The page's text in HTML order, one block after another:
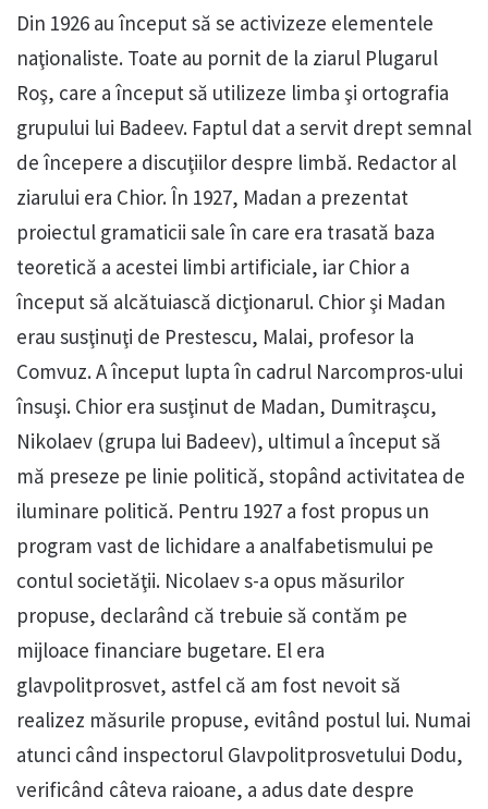
Din 1926 au început să se activizeze elementele
naţionaliste. Toate au pornit de la ziarul Plugarul
Roş, care a început să utilizeze limba şi ortografia
grupului lui Badeev. Faptul dat a servit drept semnal
de începere a discuţiilor despre limbă. Redactor al
ziarului era Chior. În 1927, Madan a prezentat
proiectul gramaticii sale în care era trasată baza
teoretică a acestei limbi artificiale, iar Chior a
început să alcătuiască dicţionarul. Chior şi Madan
erau susţinuţi de Prestescu, Malai, profesor la
Comvuz. A început lupta în cadrul Narcompros-ului
însuşi. Chior era susţinut de Madan, Dumitraşcu,
Nikolaev (grupa lui Badeev), ultimul a început să
mă preseze pe linie politică, stopând activitatea de
iluminare politică. Pentru 1927 a fost propus un
program vast de lichidare a analfabetismului pe
contul societăţii. Nicolaev s-a opus măsurilor
propuse, declarând că trebuie să contăm pe
mijloace financiare bugetare. El era
glavpolitprosvet, astfel că am fost nevoit să
realizez măsurile propuse, evitând postul lui. Numai
atunci când inspectorul Glavpolitprosvetului Dodu,
verificând câteva raioane, a adus date despre